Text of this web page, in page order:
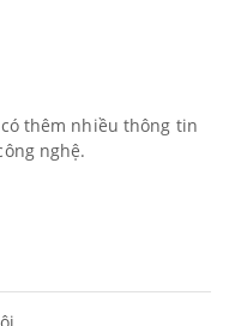
thêm nhiều thông tin
nghệ.